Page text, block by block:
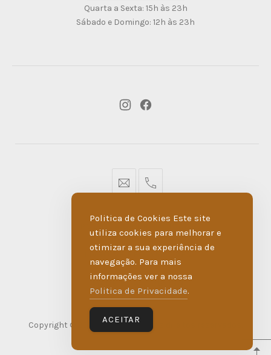
Quarta a Sexta: 15h às 23h
Sábado e Domingo: 12h às 23h
New
New
geral@dmare.pt
917774486
LIVRO DE RECLAMAÇÕES
MADE BY WIPDESIGN
Copyright © 2026 D'Maré. Todos os direitos reservados.
Politica de Cookies Este site
utiliza cookies para melhorar e
otimizar a sua experiência de
navegação. Para mais
informações ver a nossa
Politica de Privacidade.
ACEITAR